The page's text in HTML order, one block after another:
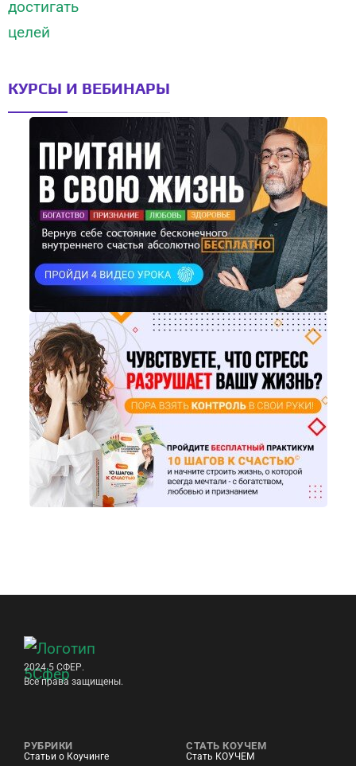
КУРСЫ И ВЕБИНАРЫ
2024 5 СФЕР.
Все права защищены.
РУБРИКИ
Статьи о Коучинге
СТАТЬ КОУЧЕМ
Стать КОУЧЕМ